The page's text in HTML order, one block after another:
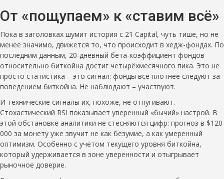
От «пощупаем» к «ставим всё»
Пока в заголовках шумит история с 21 Capital, чуть тише, но не
менее значимо, движется то, что происходит в хедж-фондах. По
последним данным, 20-дневный бета-коэффициент фондов
относительно биткойна достиг четырёхмесячного пика. Это не
просто статистика – это сигнал: фонды всё плотнее следуют за
поведением биткойна. Не наблюдают – участвуют.
И технические сигналы их, похоже, не отпугивают.
Стохастический RSI показывает уверенный «бычий» настрой. В
этой обстановке аналитики не стесняются цифр: прогноз в $120
000 за монету уже звучит не как безумие, а как умеренный
оптимизм. Особенно с учётом текущего уровня биткойна,
который удерживается в зоне уверенности и отыгрывает
рыночное доверие.